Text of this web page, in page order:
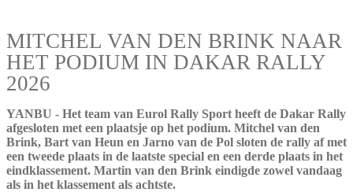
MITCHEL VAN DEN BRINK NAAR
HET PODIUM IN DAKAR RALLY
2026
YANBU - Het team van Eurol Rally Sport heeft de Dakar Rally
afgesloten met een plaatsje op het podium. Mitchel van den
Brink, Bart van Heun en Jarno van de Pol sloten de rally af met
een tweede plaats in de laatste special en een derde plaats in het
eindklassement. Martin van den Brink eindigde zowel vandaag
als in het klassement als achtste.